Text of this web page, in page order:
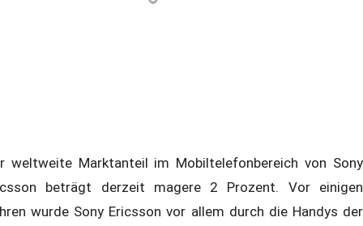
weltweite Marktanteil im Mobiltelefonbereich von Sony
beträgt derzeit magere 2 Prozent. Vor einigen
wurde Sony Ericsson vor allem durch die Handys der